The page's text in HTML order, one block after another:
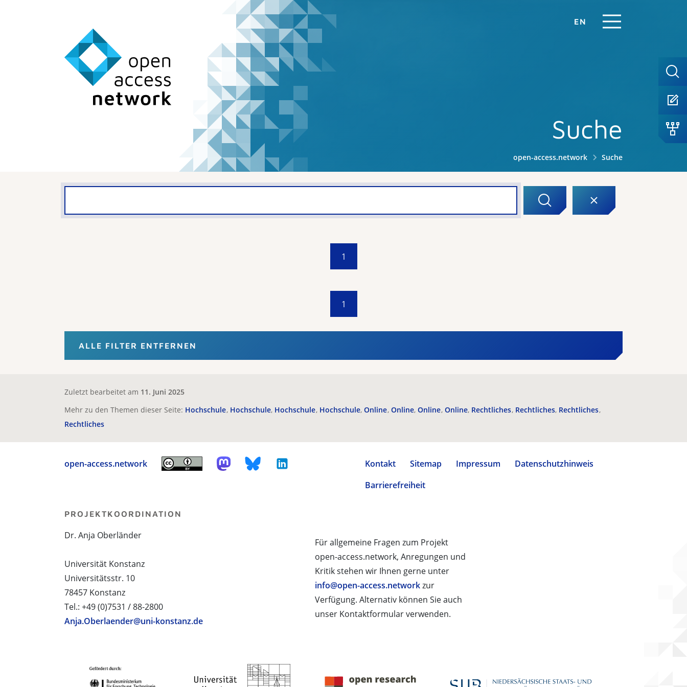
EN
Suche
open-access.network Suche
1
1
ALLE FILTER ENTFERNEN
Zuletzt bearbeitet am 11. Juni 2025
Mehr zu den Themen dieser Seite: Hochschule Hochschule Hochschule Hochschule Online Online Online Online Rechtliches Rechtliches Rechtliches
Rechtliches
open-access.network Kontakt Sitemap Impressum
Datenschutzhinweis
Barrierefreiheit
Für allgemeine Fragen zum Projekt
open-access.network, Anregungen und
Kritik stehen wir Ihnen gerne unter
info@open-access.networkzur
Verfügung. Alternativ können Sie auch
unser Kontaktformular verwenden.
PROJEKTKOORDINATION
Dr. Anja Oberländer
Universität Konstanz
Universitätsstr. 10
78457 Konstanz
Tel.: +49 (0)7531 / 88-2800
Anja.Oberlaender@uni-konstanz.de